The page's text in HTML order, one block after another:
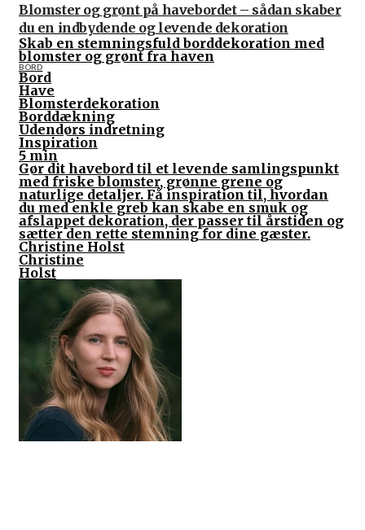
Blomster og grønt på havebordet – sådan skaber
du en indbydende og levende dekoration
Skab en stemningsfuld borddekoration med
blomster og grønt fra haven
BORD
Bord
Have
Blomsterdekoration
Borddækning
Udendørs indretning
Inspiration
5 min
Gør dit havebord til et levende samlingspunkt
med friske blomster, grønne grene og
naturlige detaljer. Få inspiration til, hvordan
du med enkle greb kan skabe en smuk og
afslappet dekoration, der passer til årstiden og
sætter den rette stemning for dine gæster.
Christine Holst
Christine
Holst